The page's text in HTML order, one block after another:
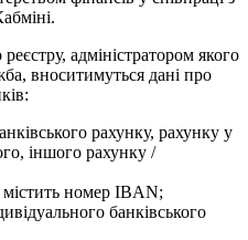
адміністратором якого
вноситимуться дані про
рахунку, рахунку у
іншого рахунку /
номер IBAN;
банківського